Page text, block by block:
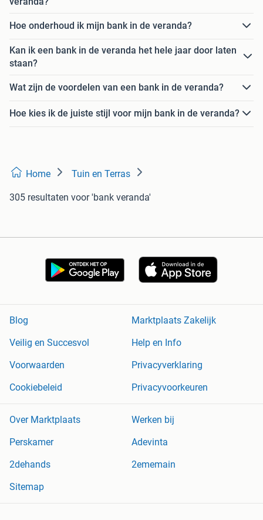
Hoe onderhoud ik mijn bank in de veranda?
Kan ik een bank in de veranda het hele jaar door laten
staan?
Wat zijn de voordelen van een bank in de veranda?
Hoe kies ik de juiste stijl voor mijn bank in de veranda?
Home Tuin en Terras
305 resultaten voor 'bank veranda'
Blog
Marktplaats Zakelijk
Veilig en Succesvol
Help en Info
Voorwaarden
Privacyverklaring
Cookiebeleid
Privacyvoorkeuren
Over Marktplaats
Werken bij
Perskamer
Adevinta
2dehands
2ememain
Sitemap